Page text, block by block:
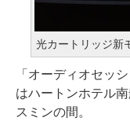
光カートリッジ新
「オーディオセッ
はハートンホテル
スミンの間。